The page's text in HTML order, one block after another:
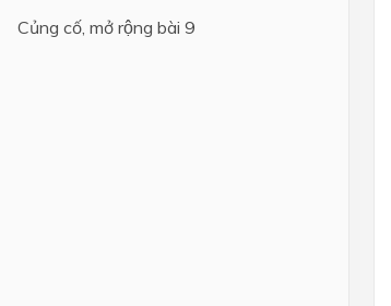
Củng cố, mở rộng bài 9